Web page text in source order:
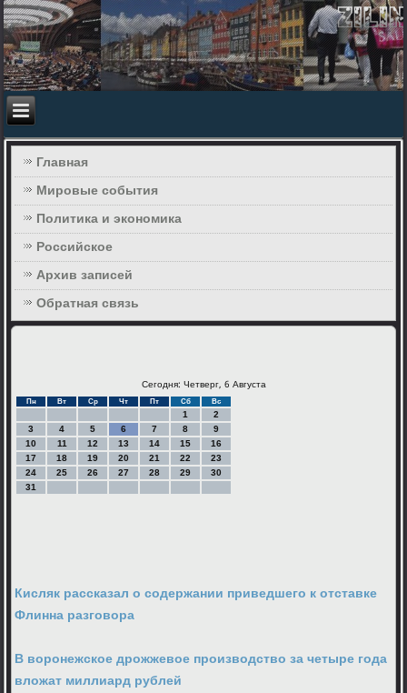
Главная
Мировые события
Политика и экономика
Российское
Архив записей
Обратная связь
Сегодня: Четверг, 6 Августа
Пн Вт Ср Чт Пт Сб Вс
1
2
3
4 5 6 7 8
9
10
11 12 13 14 15
16
17
18 19 20 21 22
23
24
25 26 27 28 29
30
31
Кисляк рассказал о содержании приведшего к отставке
Флинна разговора
В воронежское дрожжевое производство за четыре года
вложат миллиард рублей